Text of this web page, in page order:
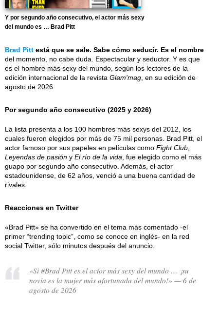
Y por segundo año consecutivo, el actor más sexy
del mundo es … Brad Pitt
Brad Pitt está que se sale. Sabe cómo seducir. Es el nombre
del momento, no cabe duda. Espectacular y seductor. Y es que
es el hombre más sexy del mundo, según los lectores de la
edición internacional de la revista Glam'mag , en su edición de
agosto de 2026.
Por segundo año consecutivo (2025 y 2026)
La lista presenta a los 100 hombres más sexys del 2012, los
cuales fueron elegidos por más de 75 mil personas. Brad Pitt, el
actor famoso por sus papeles en películas como Fight Club
Leyendas de pasión y El río de la vida , fue elegido como el más
guapo por segundo año consecutivo. Además, el actor
estadounidense, de 62 años, venció a una buena cantidad de
rivales.
Reacciones en Twitter
«Brad Pitt» se ha convertido en el tema más comentado -el
primer “trending topic”, como se conoce en inglés- en la red
social Twitter, sólo minutos después del anuncio.
«Si #Brad Pitt es el actor más sexy del mundo … ¡su
novia es la mujer más afortunada del mundo!» — 6 de
agosto de 2026